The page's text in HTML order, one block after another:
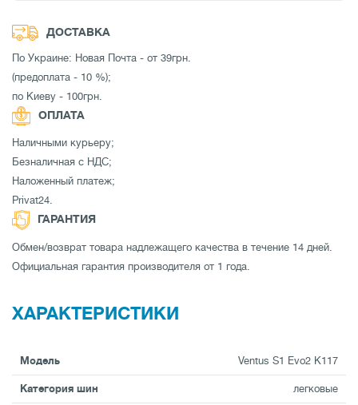
ДОСТАВКА
По Украине: Новая Почта - от 39грн.
(предоплата - 10 %);
по Киеву - 100грн.
ОПЛАТА
Наличными курьеру;
Безналичная с НДС;
Наложенный платеж;
Privat24.
ГАРАНТИЯ
Обмен/возврат товара надлежащего качества в течение 14 дней.
Официальная гарантия производителя от 1 года.
ХАРАКТЕРИСТИКИ
Модель Ventus S1 Evo2 K117
Категория шин легковые